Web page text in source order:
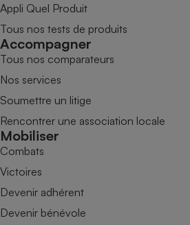
Appli Quel Produit
Tous nos tests de produits
Accompagner
Tous nos comparateurs
Nos services
Soumettre un litige
Rencontrer une association locale
Mobiliser
Combats
Victoires
Devenir adhérent
Devenir bénévole